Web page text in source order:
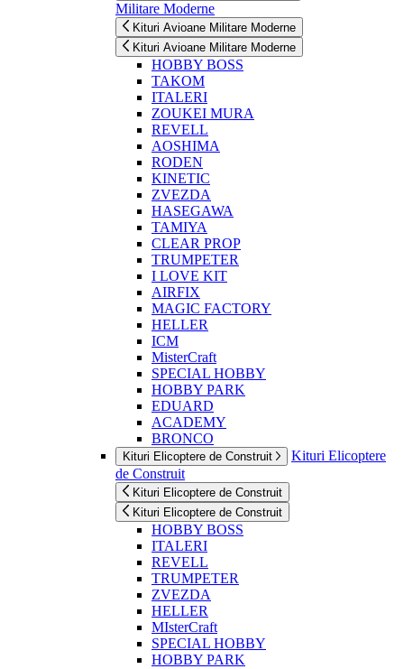
Militare Moderne
Kituri Avioane Militare Moderne
Kituri Avioane Militare Moderne
HOBBY BOSS
TAKOM
ITALERI
ZOUKEI MURA
REVELL
AOSHIMA
RODEN
KINETIC
ZVEZDA
HASEGAWA
TAMIYA
CLEAR PROP
TRUMPETER
I LOVE KIT
AIRFIX
MAGIC FACTORY
HELLER
ICM
MisterCraft
SPECIAL HOBBY
HOBBY PARK
EDUARD
ACADEMY
BRONCO
Kituri Elicoptere de Construit
Kituri Elicoptere
de Construit
Kituri Elicoptere de Construit
Kituri Elicoptere de Construit
HOBBY BOSS
ITALERI
REVELL
TRUMPETER
ZVEZDA
HELLER
MIsterCraft
SPECIAL HOBBY
HOBBY PARK